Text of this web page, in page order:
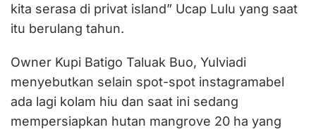
kita serasa di privat island” Ucap Lulu yang saat
itu berulang tahun.
Owner Kupi Batigo Taluak Buo, Yulviadi
menyebutkan selain spot-spot instagramabel
ada lagi kolam hiu dan saat ini sedang
mempersiapkan hutan mangrove 20 ha yang